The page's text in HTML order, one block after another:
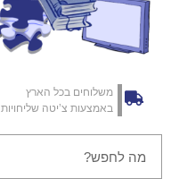
משלוחים בכל הארץ
באמצעות צ’יטה שליחויות